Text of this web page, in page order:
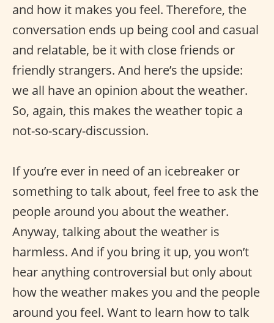
and how it makes you feel. Therefore, the
conversation ends up being cool and casual
and relatable, be it with close friends or
friendly strangers. And here’s the upside:
we all have an opinion about the weather.
So, again, this makes the weather topic a
not-so-scary-discussion.
If you’re ever in need of an icebreaker or
something to talk about, feel free to ask the
people around you about the weather.
Anyway, talking about the weather is
harmless. And if you bring it up, you won’t
hear anything controversial but only about
how the weather makes you and the people
around you feel. Want to learn how to talk